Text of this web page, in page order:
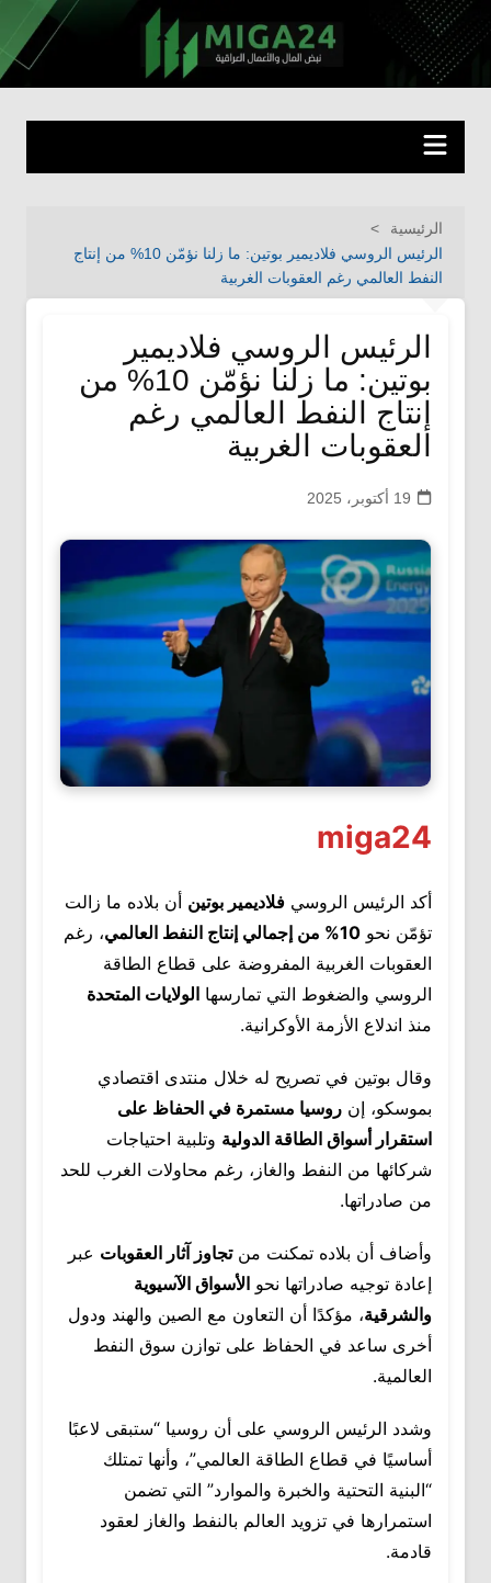
التجاوز
إلى
المحتوى
miga24.com نبض المال والأعمال العراقية
الرئيسية
الرئيس الروسي فلاديمير بوتين: ما زلنا نؤمّن 10% من إنتاج
النفط العالمي رغم العقوبات الغربية
الرئيس الروسي فلاديمير
بوتين: ما زلنا نؤمّن 10% من
إنتاج النفط العالمي رغم
العقوبات الغربية
19 أكتوبر، 2025
miga24
أكد الرئيس الروسي فلاديمير بوتين أن بلاده ما زالت
تؤمّن نحو 10% من إجمالي إنتاج النفط العالمي
، رغم
العقوبات الغربية المفروضة على قطاع الطاقة
الروسي والضغوط التي تمارسها الولايات المتحدة
منذ اندلاع الأزمة الأوكرانية.
وقال بوتين في تصريح له خلال منتدى اقتصادي
بموسكو، إن روسيا مستمرة في الحفاظ على
استقرار أسواق الطاقة الدولية وتلبية احتياجات
شركائها من النفط والغاز، رغم محاولات الغرب للحد
من صادراتها.
وأضاف أن بلاده تمكنت منتجاوز آثار العقوبات عبر
إعادة توجيه صادراتها نحو الأسواق الآسيوية
والشرقية، مؤكدًا أن التعاون مع الصين والهند ودول
أخرى ساعد في الحفاظ على توازن سوق النفط
العالمية.
وشدد الرئيس الروسي على أن روسيا “ستبقى لاعبًا
أساسيًا في قطاع الطاقة العالمي”، وأنها تمتلك
“البنية التحتية والخبرة والموارد” التي تضمن
استمرارها في تزويد العالم بالنفط والغاز لعقود
قادمة.